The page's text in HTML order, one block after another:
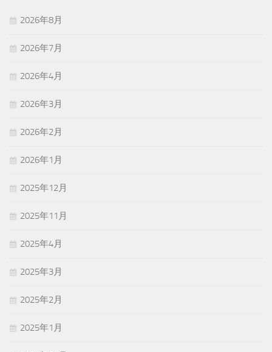
2026年8月
2026年7月
2026年4月
2026年3月
2026年2月
2026年1月
2025年12月
2025年11月
2025年4月
2025年3月
2025年2月
2025年1月